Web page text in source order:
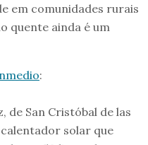
em comunidades rurais
quente ainda é um
:
de San Cristóbal de las
solar que